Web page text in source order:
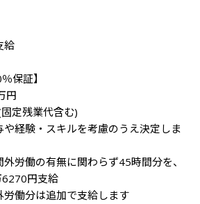
給
保証】
円
定残業代含む)
経験・スキルを考慮のうえ決定しま
労働の有無に関わらず45時間分を、
円支給
働分は追加で支給します